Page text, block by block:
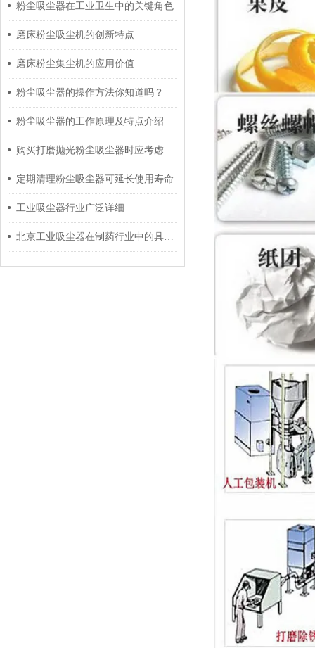
粉尘吸尘器在工业卫生中的关键角色
磨床粉尘吸尘机的创新特点
磨床粉尘集尘机的应用价值
粉尘吸尘器的操作方法你知道吗？
粉尘吸尘器的工作原理及特点介绍
购买打磨抛光粉尘吸尘器时应考虑这几个方面
定期清理粉尘吸尘器可延长使用寿命
工业吸尘器行业广泛详细
北京工业吸尘器在制药行业中的具体运用及指导